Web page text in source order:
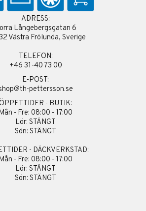
ADRESS:
Långebergsgatan 6
Västra Frölunda, Sverige
TELEFON:
+46 31-40 73 00
E-POST:
pettersson.se
ÖPPETTIDER - BUTIK:
- Fre: 08:00 - 17:00
Lör: STÄNGT
Sön: STÄNGT
- DÄCKVERKSTAD:
- Fre: 08:00 - 17:00
Lör: STÄNGT
Sön: STÄNGT